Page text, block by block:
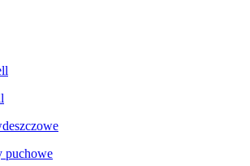
puchowe